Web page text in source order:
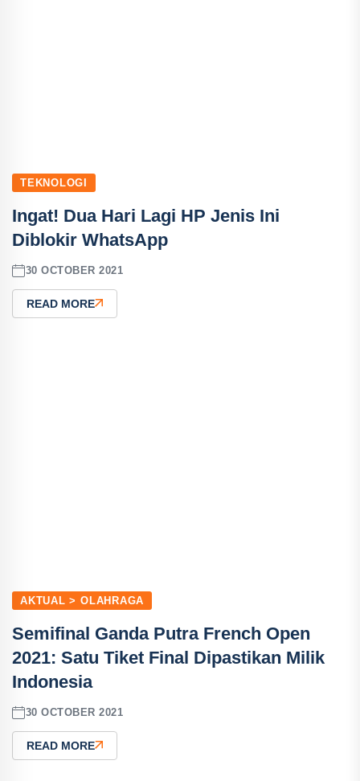
TEKNOLOGI
Ingat! Dua Hari Lagi HP Jenis Ini
Diblokir WhatsApp
30 OCTOBER 2021
READ MORE
AKTUAL > OLAHRAGA
Semifinal Ganda Putra French Open
2021: Satu Tiket Final Dipastikan Milik
Indonesia
30 OCTOBER 2021
READ MORE